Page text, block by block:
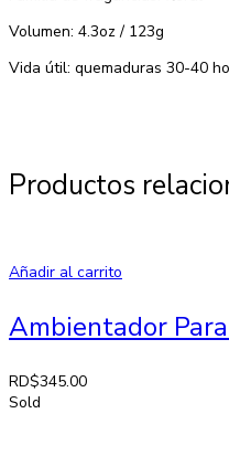
Volumen: 4.3oz / 123g
Vida útil: quemaduras 30-40
Productos
Añadir al carrito
Ambientador
RD$345.00
Sold